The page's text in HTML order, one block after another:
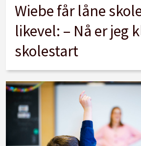
Wiebe får låne
likevel: – Nå er jeg
skolestart